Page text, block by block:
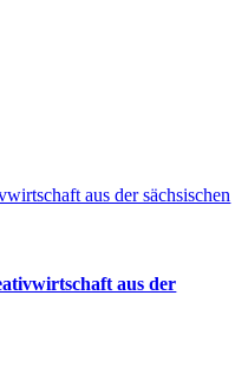
aus der sächsischen
aus der